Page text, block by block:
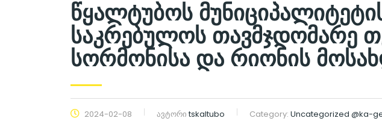
წყალტუბოს
საკრებულოს თავმჯდომარე
სორმონისა და რიონის
2024-02-08 ავტორიtskaltubo Category: Uncategorized @ka-